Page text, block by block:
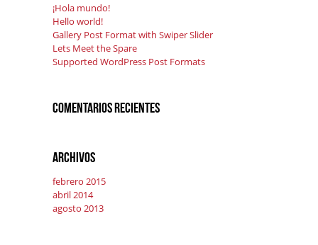
¡Hola mundo!
Hello world!
Gallery Post Format with Swiper Slider
Lets Meet the Spare
Supported WordPress Post Formats
Comentarios recientes
Archivos
febrero 2015
abril 2014
agosto 2013